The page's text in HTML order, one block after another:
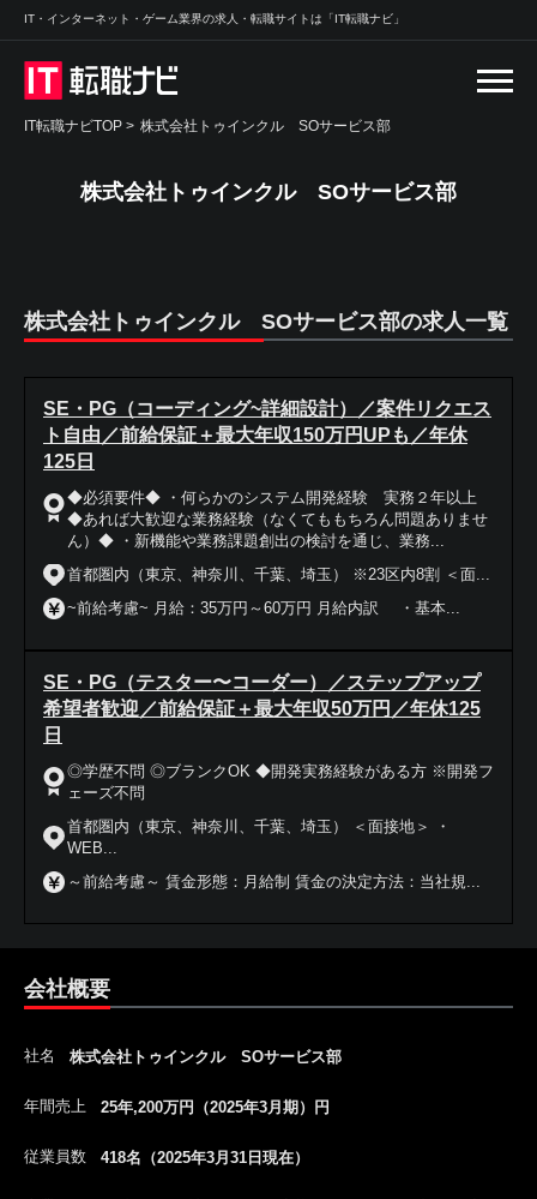
IT・インターネット・ゲーム業界の求人・転職サイトは「IT転職ナビ」
IT転職ナビTOP > 株式会社トゥインクル SOサービス部
株式会社トゥインクル SOサービス部
株式会社トゥインクル SOサービス部の求人一覧
SE・PG（コーディング~詳細設計）／案件リクエス
ト自由／前給保証＋最大年収150万円UPも／年休
125日
◆必須要件◆ ・何らかのシステム開発経験 実務２年以上
◆あれば大歓迎な業務経験（なくてももちろん問題ありませ
ん）◆ ・新機能や業務課題創出の検討を通じ、業務...
首都圏内（東京、神奈川、千葉、埼玉） ※23区内8割 ＜面...
~前給考慮~ 月給：35万円～60万円 月給内訳 ・基本...
SE・PG（テスター〜コーダー）／ステップアップ
希望者歓迎／前給保証＋最大年収50万円／年休125
日
◎学歴不問 ◎ブランクOK ◆開発実務経験がある方 ※開発フ
ェーズ不問
首都圏内（東京、神奈川、千葉、埼玉） ＜面接地＞ ・
WEB...
～前給考慮～ 賃金形態：月給制 賃金の決定方法：当社規...
会社概要
社名 株式会社トゥインクル SOサービス部
年間売上 25年,200万円（2025年3月期）円
従業員数 418名（2025年3月31日現在）